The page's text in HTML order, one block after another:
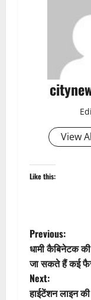
View
Like this:
P
o
s
Previous:
धामी कैबिनेटक
जा सकते हैं कई
Next:
हाईटेंशन लाइन